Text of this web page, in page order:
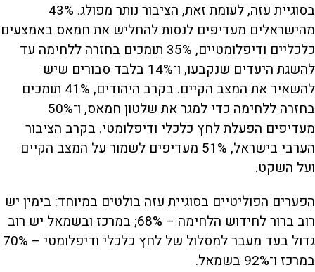
בסוגיית עזה, לעומת זאת, הציבור נותר מפולג. 43%
מהישראלים מעדיפים לנסות להחליש את חמאס באמצעים
כלכליים ודיפלומטיים, 35% תומכים בחזרה ללחימה עד
להשגת היעדים שנקבעו, ו־14% בלבד סבורים שיש
להשאיר את המצב הקיים. בקרב היהודים, 41% תומכים
בחזרה ללחימה כדי למגר את שלטון חמאס, ו־50%
מעדיפים הפעלת לחץ כלכלי ודיפלומטי. בקרב הציבור
הערבי בישראל, 51% מעדיפים לשמור על המצב הקיים
ועל השקט.
הפערים הפוליטיים בסוגיית עזה בולטים במיוחד: בימין יש
רוב ברור לחידוש הלחימה – 68%; במרכז ובשמאל יש רוב
גדול בעד מעבר למסלול של לחץ כלכלי ודיפלומטי – 70%
במרכז ו־92% בשמאל.